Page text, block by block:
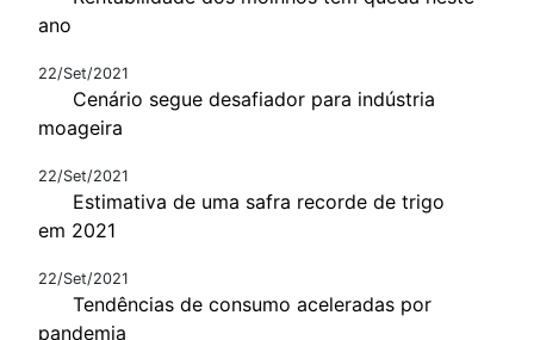
ano
22/Set/2021
Cenário segue desafiador para indústria
moageira
22/Set/2021
Estimativa de uma safra recorde de trigo
em 2021
22/Set/2021
Tendências de consumo aceleradas por
pandemia